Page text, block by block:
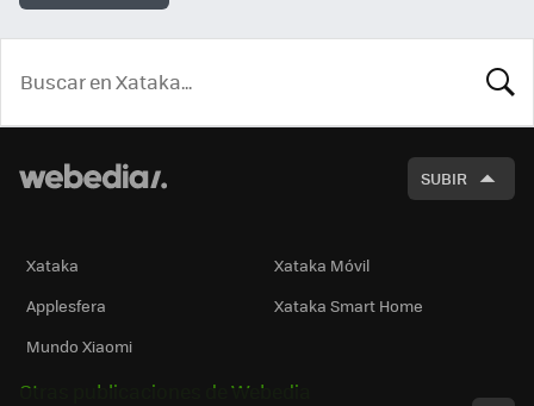
SUBIR
Xataka
Xataka Móvil
Applesfera
Xataka Smart Home
Mundo Xiaomi
Otras publicaciones de Webedia